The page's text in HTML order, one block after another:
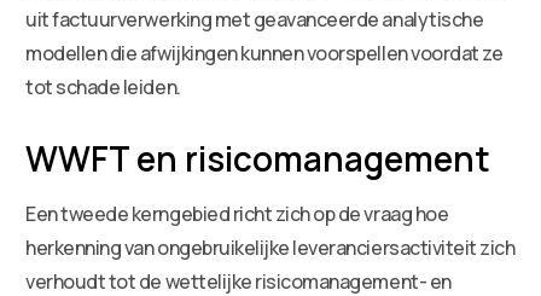
uit factuurverwerking met geavanceerde analytische
modellen die afwijkingen kunnen voorspellen voordat ze
tot schade leiden.
WWFT en risicomanagement
Een tweede kerngebied richt zich op de vraag hoe
herkenning van ongebruikelijke leveranciersactiviteit zich
verhoudt tot de wettelijke risicomanagement- en